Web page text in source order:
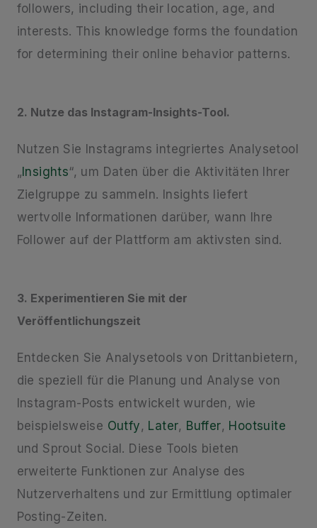
followers, including their location, age, and
interests. This knowledge forms the foundation
for determining their online behavior patterns.
2. Nutze das Instagram-Insights-Tool.
Nutzen Sie Instagrams integriertes Analysetool
„Insights“, um Daten über die Aktivitäten Ihrer
Zielgruppe zu sammeln. Insights liefert
wertvolle Informationen darüber, wann Ihre
Follower auf der Plattform am aktivsten sind.
3. Experimentieren Sie mit der
Veröffentlichungszeit
Entdecken Sie Analysetools von Drittanbietern,
die speziell für die Planung und Analyse von
Instagram-Posts entwickelt wurden, wie
beispielsweise Outfy , Later, Buffer, Hootsuite
und Sprout Social. Diese Tools bieten
erweiterte Funktionen zur Analyse des
Nutzerverhaltens und zur Ermittlung optimaler
Posting-Zeiten.